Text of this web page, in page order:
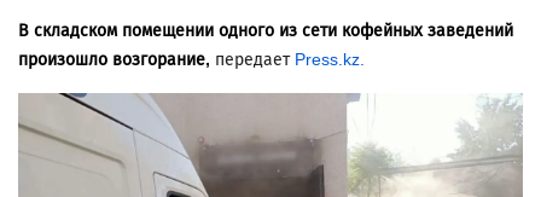
В складском помещении одного из сети кофейных заведений
произошло возгорание, передает Press.kz.